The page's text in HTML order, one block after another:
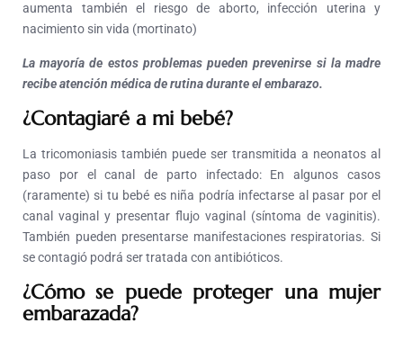
aumenta también el riesgo de aborto, infección uterina y
nacimiento sin vida (mortinato)
La mayoría de estos problemas pueden prevenirse si la madre
recibe atención médica de rutina durante el embarazo.
¿Contagiaré a mi bebé?
La tricomoniasis también puede ser transmitida a neonatos al
paso por el canal de parto infectado: En algunos casos
(raramente) si tu bebé es niña podría infectarse al pasar por el
canal vaginal y presentar flujo vaginal (síntoma de vaginitis).
También pueden presentarse manifestaciones respiratorias. Si
se contagió podrá ser tratada con antibióticos.
¿Cómo se puede proteger una mujer
embarazada?